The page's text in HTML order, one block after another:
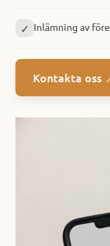
Inlämning av
Kontakta oss